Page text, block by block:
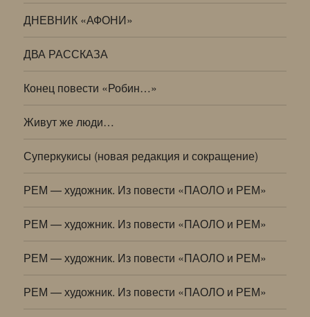
ДНЕВНИК «АФОНИ»
ДВА РАССКАЗА
Конец повести «Робин…»
Живут же люди…
Суперкукисы (новая редакция и сокращение)
РЕМ — художник. Из повести «ПАОЛО и РЕМ»
РЕМ — художник. Из повести «ПАОЛО и РЕМ»
РЕМ — художник. Из повести «ПАОЛО и РЕМ»
РЕМ — художник. Из повести «ПАОЛО и РЕМ»